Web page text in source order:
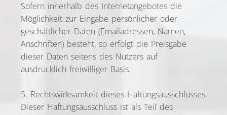
Sofern innerhalb des Internetangebotes die
Möglichkeit zur Eingabe persönlicher oder
geschäftlicher Daten (Emailadressen, Namen,
Anschriften) besteht, so erfolgt die Preisgabe
dieser Daten seitens des Nutzers auf
ausdrücklich freiwilliger Basis.
5. Rechtswirksamkeit dieses Haftungsausschlusses
Dieser Haftungsausschluss ist als Teil des